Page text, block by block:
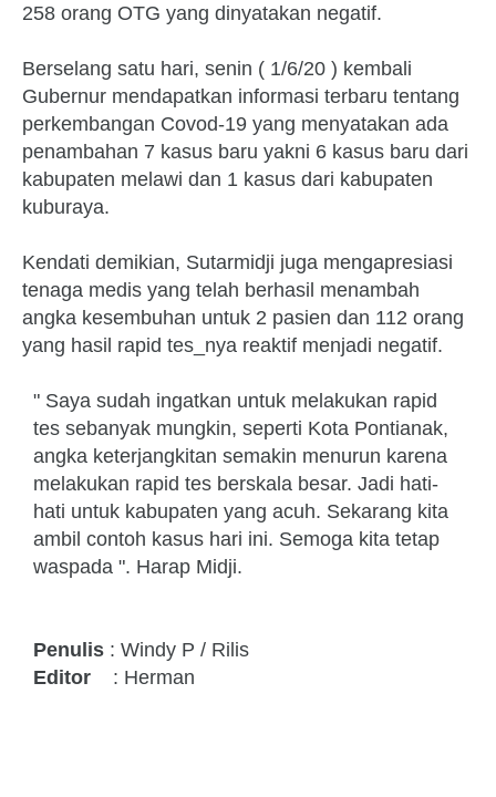
258 orang OTG yang dinyatakan negatif.
Berselang satu hari, senin ( 1/6/20 ) kembali
Gubernur mendapatkan informasi terbaru tentang
perkembangan Covod-19 yang menyatakan ada
penambahan 7 kasus baru yakni 6 kasus baru dari
kabupaten melawi dan 1 kasus dari kabupaten
kuburaya.
Kendati demikian, Sutarmidji juga mengapresiasi
tenaga medis yang telah berhasil menambah
angka kesembuhan untuk 2 pasien dan 112 orang
yang hasil rapid tes_nya reaktif menjadi negatif.
" Saya sudah ingatkan untuk melakukan rapid
tes sebanyak mungkin, seperti Kota Pontianak,
angka keterjangkitan semakin menurun karena
melakukan rapid tes berskala besar. Jadi hati-
hati untuk kabupaten yang acuh. Sekarang kita
ambil contoh kasus hari ini. Semoga kita tetap
waspada ". Harap Midji.
Penulis : Windy P / Rilis
Editor : Herman